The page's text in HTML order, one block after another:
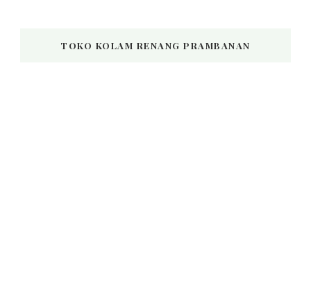
TOKO KOLAM RENANG PRAMBANAN